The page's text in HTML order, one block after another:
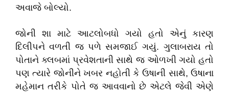
અવાજે બોલ્યો.
જોની શા માટે આટલોબધો ગયો હતો એનું કારણ
દિલીપને વળતી જ પળે સમજાઈ ગયું. ગુલાબરાય તો
પોતાને ક્લબમાં પ્રવેશતાની સાથે જ ઓળખી ગયો હતો
પણ ત્યારે જોનીને ખબર નહોતી કે ઉષાની સાથે, ઉષાના
મહેમાન તરીકે પોતે જ આવવાનો છે એટલે જેવી એણે